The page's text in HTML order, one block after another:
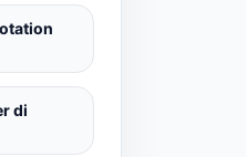
di